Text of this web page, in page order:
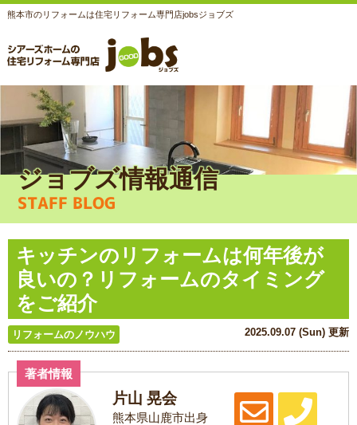
熊本市のリフォームは住宅リフォーム専門店jobsジョブズ
ジョブズ情報通信
STAFF BLOG
キッチンのリフォームは何年後が
良いの？リフォームのタイミング
をご紹介
リフォームのノウハウ 2025.09.07 (Sun) 更新
著者情報
片山 晃会
熊本県山鹿市出身